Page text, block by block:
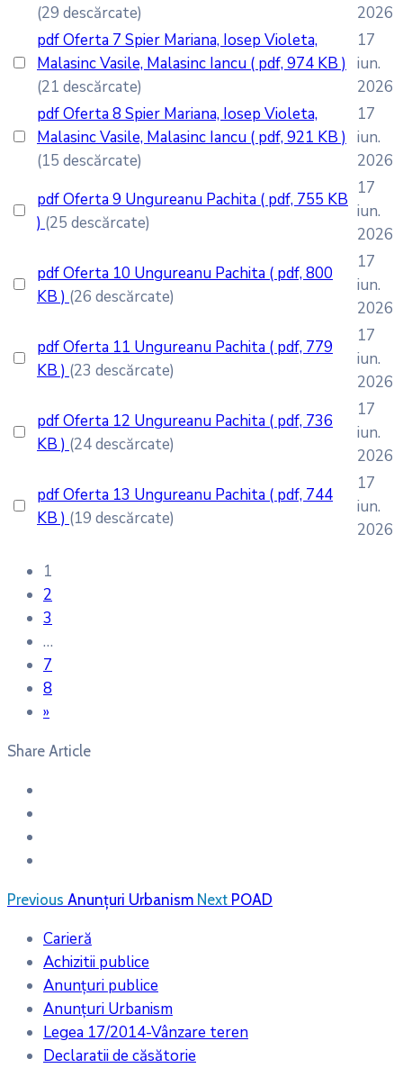
(29 descărcate)
2026
pdfOferta 7 Spier Mariana, Iosep Violeta,
Malasinc Vasile, Malasinc Iancu ( pdf, 974 KB )
(21 descărcate)
17
iun.
2026
pdfOferta 8 Spier Mariana, Iosep Violeta,
Malasinc Vasile, Malasinc Iancu ( pdf, 921 KB )
(15 descărcate)
17
iun.
2026
pdfOferta 9 Ungureanu Pachita ( pdf, 755 KB
) (25 descărcate)
17
iun.
2026
pdfOferta 10 Ungureanu Pachita ( pdf, 800
KB ) (26 descărcate)
17
iun.
2026
pdfOferta 11 Ungureanu Pachita ( pdf, 779
KB ) (23 descărcate)
17
iun.
2026
pdfOferta 12 Ungureanu Pachita ( pdf, 736
KB ) (24 descărcate)
17
iun.
2026
pdfOferta 13 Ungureanu Pachita ( pdf, 744
KB ) (19 descărcate)
17
iun.
2026
1
2
3
…
7
8
»
Share Article
Previous Anunțuri Urbanism Next POAD
Carieră
Achizitii publice
Anunțuri publice
Anunțuri Urbanism
Legea 17/2014-Vânzare teren
Declaratii de căsătorie